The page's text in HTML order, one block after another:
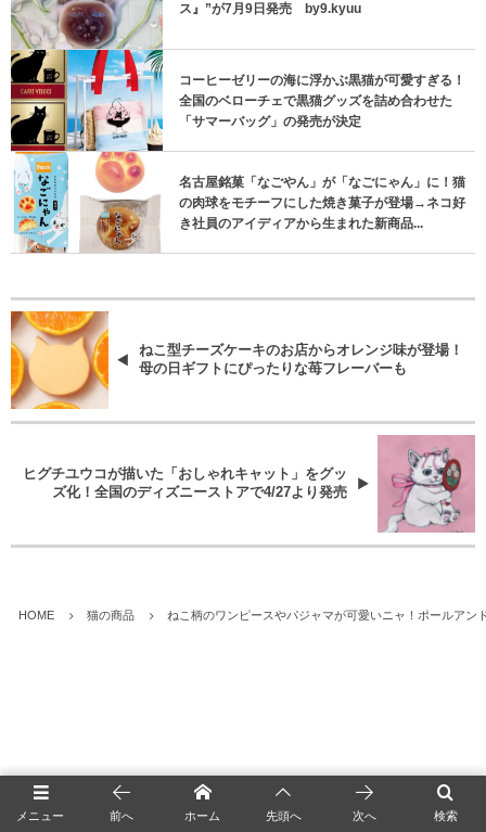
ス』”が7月9日発売 by9.kyuu
コーヒーゼリーの海に浮かぶ黒猫が可愛すぎる！
全国のベローチェで黒猫グッズを詰め合わせた
「サマーバッグ」の発売が決定
名古屋銘菓「なごやん」が「なごにゃん」に！猫
の肉球をモチーフにした焼き菓子が登場→ネコ好
き社員のアイディアから生まれた新商品...
ねこ型チーズケーキのお店からオレンジ味が登場！
母の日ギフトにぴったりな苺フレーバーも
ヒグチユウコが描いた「おしゃれキャット」をグッ
ズ化！全国のディズニーストアで4/27より発売
HOME 猫の商品 ねこ柄のワンピースやパジャマが可愛いニャ！ポールアン
メニュー 検索
前へ ホーム 先頭へ 次へ